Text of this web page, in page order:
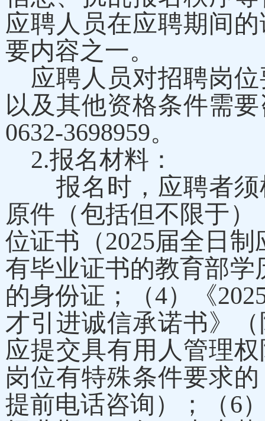
应聘人员在应聘期间的
要内容之一。
应聘人员对招聘岗
以及其他资格条件需
0632-3698959。
2.报名材料：
报名时，应聘者须
原件（包括但不限于
位证书（2025届全日
有毕业证书的教育部
的身份证；（4）《
才引进诚信承诺书》
应提交具有用人管理
岗位有特殊条件要求
提前电话咨询）；（6